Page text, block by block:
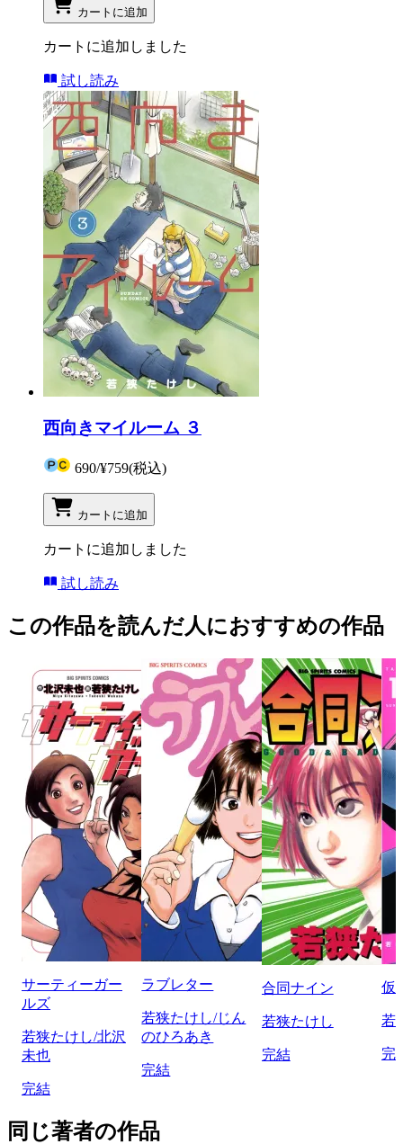
カートに追加
カートに追加しました
試し読み
西向きマイルーム ３
690/¥759(税込)
カートに追加
カートに追加しました
試し読み
この作品を読んだ人におすすめの作品
サーティーガー
ルズ
若狭たけし/北沢
未也
完結
ラブレター
若狭たけし/じん
のひろあき
完結
合同ナイン
若狭たけし
完結
仮
若
完
同じ著者の作品